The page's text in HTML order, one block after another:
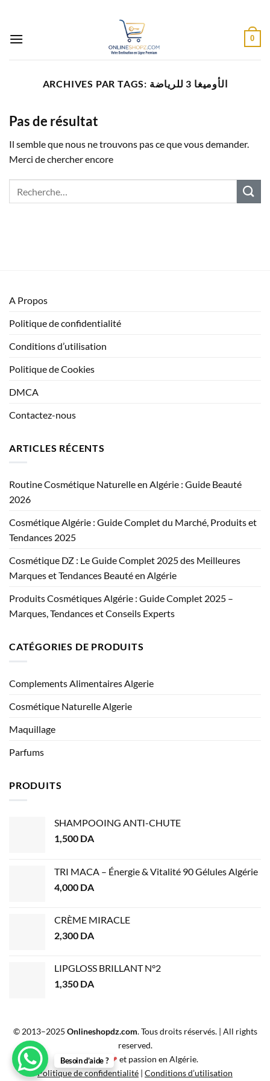
contenu
0
ARCHIVES PAR TAGS: الأوميغا 3 للرياضة
Pas de résultat
Il semble que nous ne trouvons pas ce que vous demander.
Merci de chercher encore
A Propos
Politique de confidentialité
Conditions d’utilisation
Politique de Cookies
DMCA
Contactez-nous
ARTICLES RÉCENTS
Routine Cosmétique Naturelle en Algérie : Guide Beauté
2026
Cosmétique Algérie : Guide Complet du Marché, Produits et
Tendances 2025
Cosmétique DZ : Le Guide Complet 2025 des Meilleures
Marques et Tendances Beauté en Algérie
Produits Cosmétiques Algérie : Guide Complet 2025 –
Marques, Tendances et Conseils Experts
CATÉGORIES DE PRODUITS
Complements Alimentaires Algerie
Cosmétique Naturelle Algerie
Maquillage
Parfums
PRODUITS
SHAMPOOING ANTI-CHUTE
1,500 DA
TRI MACA – Énergie & Vitalité 90 Gélules Algérie
4,000 DA
CRÈME MIRACLE
2,300 DA
LIPGLOSS BRILLANT N°2
1,350 DA
© 2013–2025 Onlineshopdz.com. Tous droits réservés. | All rights
reserved.
Créé avec ❤ et passion en Algérie.
Politique de confidentialité | Conditions d’utilisation
Besoin d’aide ?